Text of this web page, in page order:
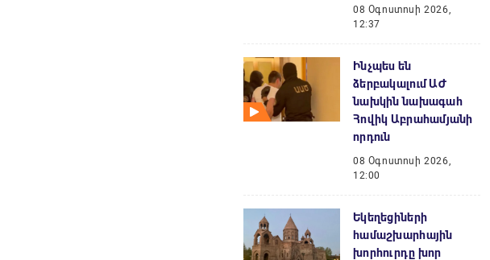
08 Օգոստոսի 2026,
12:37
Ինչպես են
ձերբակալում ԱԺ
նախկին նախագահ
Հովիկ Աբրահամյանի
որդուն
08 Օգոստոսի 2026,
12:00
Եկեղեցիների
համաշխարհային
խորհուրդը խոր